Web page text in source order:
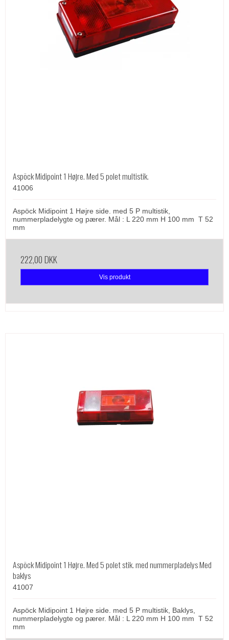
Aspöck Midipoint 1 Højre. Med 5 polet multistik.
41006
Aspöck Midipoint 1 Højre side. med 5 P multistik,
nummerpladelygte og pærer. Mål : L 220 mm H 100 mm T 52
mm
222,00 DKK
Vis produkt
Aspöck Midipoint 1 Højre. Med 5 polet stik. med nummerpladelys Med
baklys
41007
Aspöck Midipoint 1 Højre side. med 5 P multistik, Baklys,
nummerpladelygte og pærer. Mål : L 220 mm H 100 mm T 52
mm